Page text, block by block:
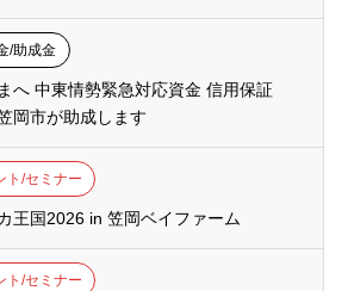
/助成金
へ 中東情勢緊急対応資金 信用保証
岡市が助成します
ト/セミナー
王国2026 in 笠岡ベイファーム
ト/セミナー